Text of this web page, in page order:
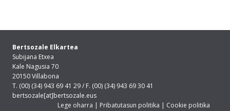
Bertsozale Elkartea
Subijana Etxea
Kale Nagusia 70
20150 Villabona
T. (00) (34) 943 69 41 29 / F. (00) (34) 943 69 30 41
bertsozale[at]bertsozale.eus
Lege oharra | Pribatutasun politika | Cookie politika